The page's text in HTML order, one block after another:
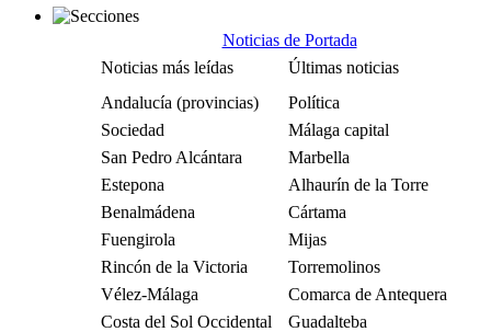
Noticias de Portada
Noticias más leídas
Últimas noticias
Andalucía (provincias)
Política
Sociedad
Málaga capital
San Pedro Alcántara
Marbella
Estepona
Alhaurín de la Torre
Benalmádena
Cártama
Fuengirola
Mijas
Rincón de la Victoria
Torremolinos
Vélez-Málaga
Comarca de Antequera
Costa del Sol Occidental
Guadalteba